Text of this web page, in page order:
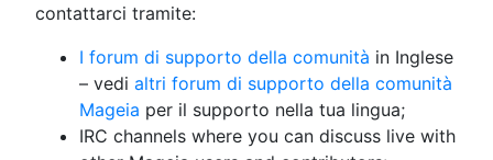
contattarci tramite:
I forum di supporto della comunità in Inglese
– vedi altri forum di supporto della comunità
Mageia per il supporto nella tua lingua;
IRC channels where you can discuss live with